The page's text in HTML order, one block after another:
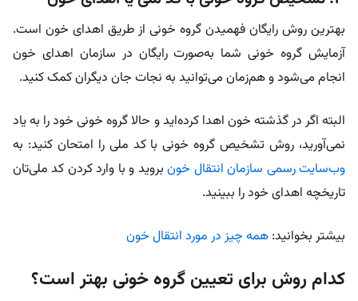
بهترین روش رایگان فهمیدن گروه خونی از طریق اهدای خون است.
آزمایش گروه خونی شما به‌صورت رایگان در سازمان اهدای خون
انجام می‌شود و هم‌زمان می‌توانید به نجات جان دیگران کمک کنید.
البته اگر در گذشته خون اهدا کرده‌اید و حالا گروه خونی خود را به یاد
نمی‌آورید، روش تشخیص گروه خونی با کد ملی را امتحان کنید: به
وب‌سایت رسمی سازمان انتقال خونبروید و با وارد کردن کد ملی‌تان
تاریخچه اهدای خود را ببینید.
بیشتر بخوانید: همه چیز در مورد انتقال خون
کدام روش برای تعیین گروه خونی بهتر است؟